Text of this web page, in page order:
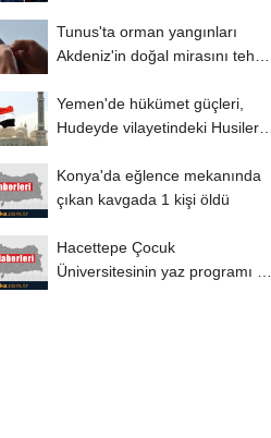
Tunus'ta orman yangınları
Akdeniz'in doğal mirasını tehdit
Yemen'de hükümet güçleri,
Hudeyde vilayetindeki Husilere
Konya'da eğlence mekanında
çıkan kavgada 1 kişi öldü
Hacettepe Çocuk
Üniversitesinin yaz programı 10